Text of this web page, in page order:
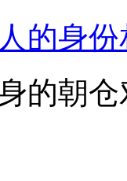
的身份
的朝仓